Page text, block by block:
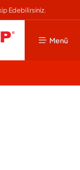
Edebilirsiniz.
Menü